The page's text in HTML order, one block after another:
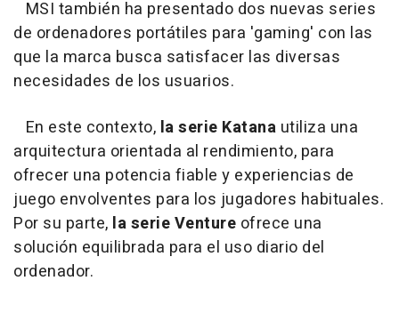
MSI también ha presentado dos nuevas series
de ordenadores portátiles para 'gaming' con las
que la marca busca satisfacer las diversas
necesidades de los usuarios.
En este contexto, la serie Katana utiliza una
arquitectura orientada al rendimiento, para
ofrecer una potencia fiable y experiencias de
juego envolventes para los jugadores habituales.
Por su parte, la serie Venture ofrece una
solución equilibrada para el uso diario del
ordenador.